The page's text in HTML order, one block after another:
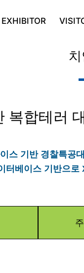
EXHIBITOR
복합테러
스 기반 경찰특공
터베이스 기반으